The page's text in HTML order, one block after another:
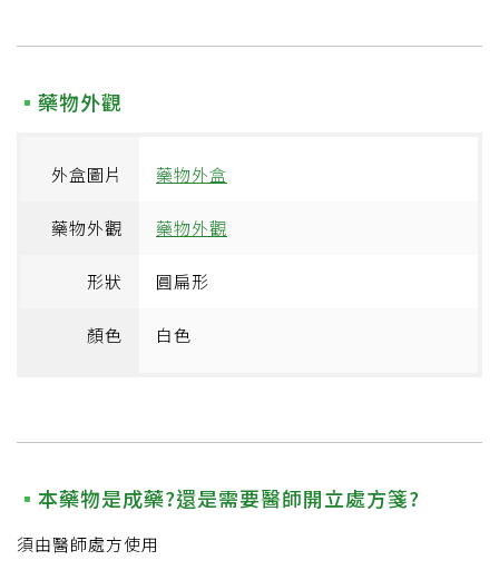
藥物外觀
外盒圖片 藥物外盒
藥物外觀 藥物外觀
形狀 圓扁形
顏色 白色
本藥物是成藥?還是需要醫師開立處方箋?
須由醫師處方使用